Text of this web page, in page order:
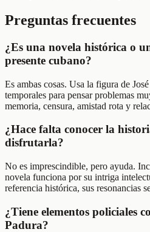
Preguntas frecuentes
¿Es una novela histórica o
presente cubano?
Es ambas cosas. Usa la figura de
temporales para pensar problemas
memoria, censura, amistad rota y
¿Hace falta conocer la
disfrutarla?
No es imprescindible, pero ayuda.
novela funciona por su intriga
referencia histórica, sus resonancias
¿Tiene elementos policiales
Padura?